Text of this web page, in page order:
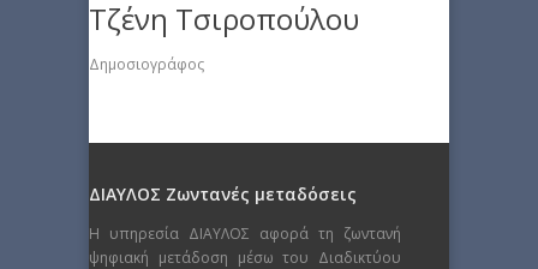
Τζένη Τσιροπούλου
Δημοσιογράφος
ΔΙΑΥΛΟΣ Ζωντανές μεταδόσεις
Η υπηρεσία ΔΙΑΥΛΟΣ αφορά τη ζωντανή
ψηφιακή μετάδοση μέσω του Διαδικτύου